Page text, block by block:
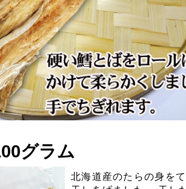
グラム
北海道産のたらの身を